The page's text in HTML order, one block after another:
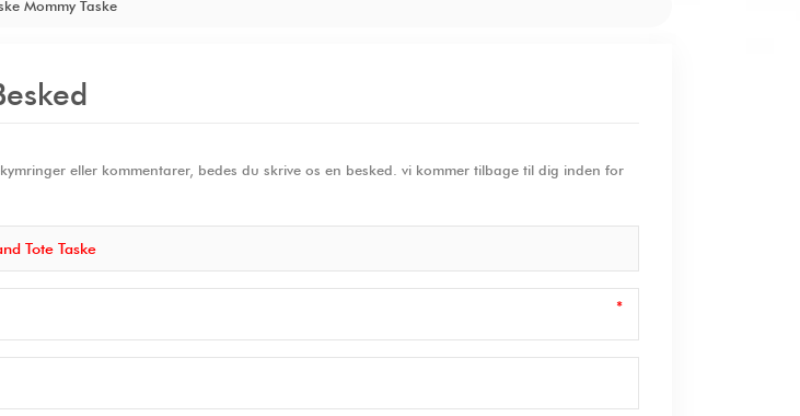
Mommy Taske
eller kommentarer, bedes du skrive os en besked. vi kommer tilbage til dig inden for
Tote Taske